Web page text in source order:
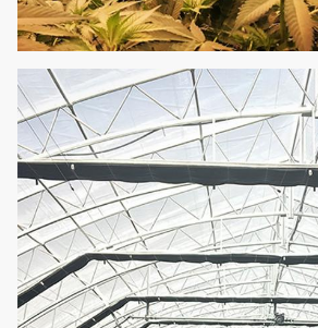
الغذائية ، مريحة
اختياري